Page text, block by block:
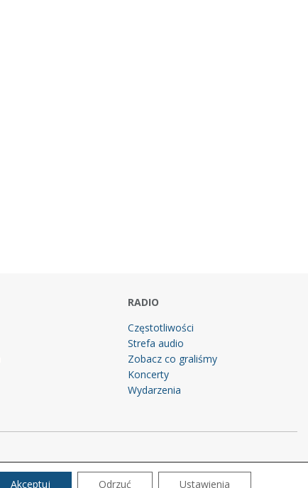
RADIO
Częstotliwości
Strefa audio
Zobacz co graliśmy
Koncerty
Wydarzenia
Akceptuj Odrzuć Ustawienia